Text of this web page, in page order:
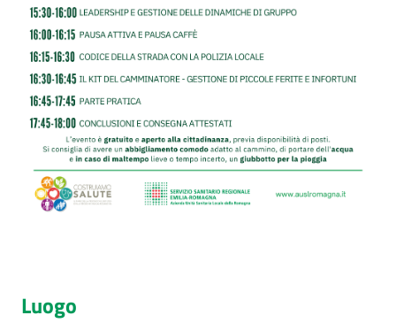
Luogo